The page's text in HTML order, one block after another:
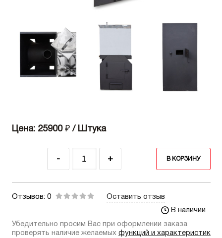
Цена: 25900 ₽ / Штука
- + В КОРЗИНУ
Отзывов: 0
Оставить отзыв
В наличии
Убедительно просим Вас при оформлении заказа
проверять наличие желаемых функций и характеристик